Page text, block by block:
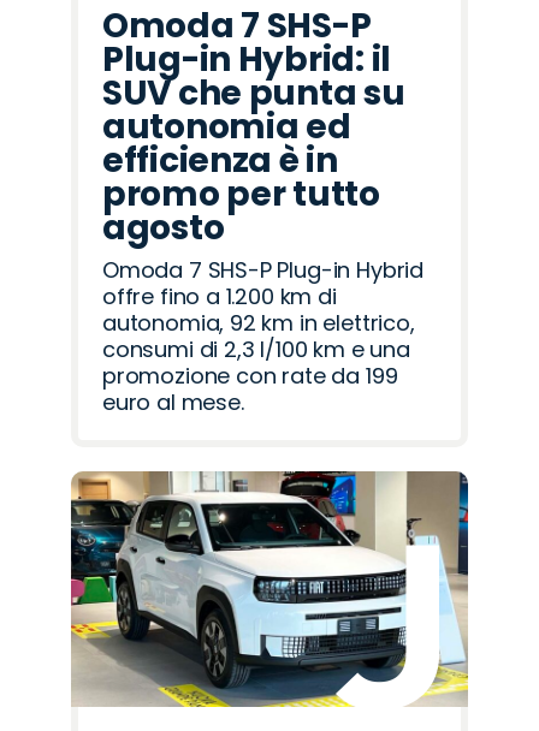
Omoda 7 SHS-P
Plug-in Hybrid: il
SUV che punta su
autonomia ed
efficienza è in
promo per tutto
agosto
Omoda 7 SHS-P Plug-in Hybrid
offre fino a 1.200 km di
autonomia, 92 km in elettrico,
consumi di 2,3 l/100 km e una
promozione con rate da 199
euro al mese.